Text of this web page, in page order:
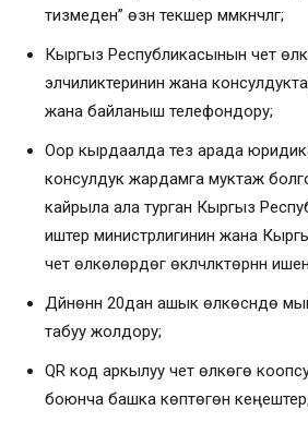
тизмеден” өзүн текшерүү мүмкүнчүлүгү;
Кыргыз Республикасынын чет
элчиликтеринин жана
жана байланыш телефондору;
Оор кырдаалда тез арада
консулдук жардамга муктаж
кайрыла ала турган Кыргыз
иштер министрлигинин жана
чет өлкөлөрдөгү өкүлчүлүктөрүнүн
Дүйнөнүн 20дан ашык өлкөсүндө
табуу жолдору;
QR код аркылуу чет өлкөгө
боюнча башка көптөгөн